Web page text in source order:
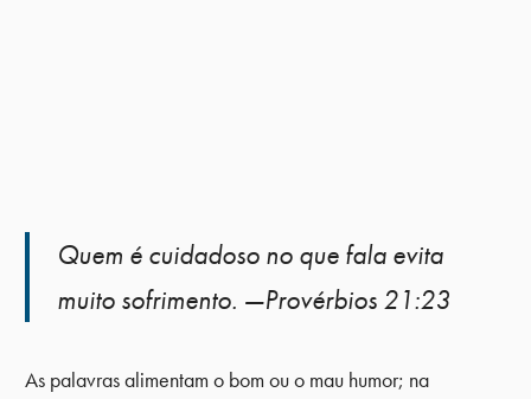
Quem é cuidadoso no que fala evita
muito sofrimento. —Provérbios 21:23
As palavras alimentam o bom ou o mau humor; na